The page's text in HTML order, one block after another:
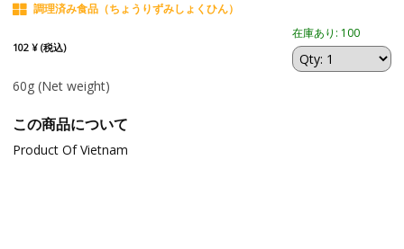
調理済み食品（ちょうりずみしょくひん）
102 ¥ (税込)
在庫あり: 100
60g (Net weight)
この商品について
Product Of Vietnam